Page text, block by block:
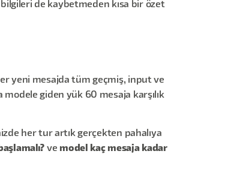
de kaybetmeden kısa bir özet
yeni mesajda tüm geçmiş, input ve
giden yük 60 mesaja karşılık
her tur artık gerçekten pahalıya
ve model kaç mesaja kadar